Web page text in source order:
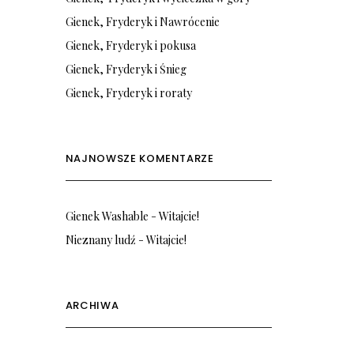
Gienek, Fryderyk i Nawrócenie
Gienek, Fryderyk i pokusa
Gienek, Fryderyk i Śnieg
Gienek, Fryderyk i roraty
NAJNOWSZE KOMENTARZE
Gienek Washable -Witajcie!
Nieznany ludź -Witajcie!
ARCHIWA